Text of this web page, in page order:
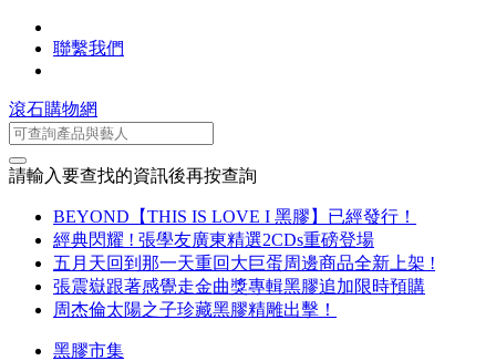
聯繫我們
滾石購物網
請輸入要查找的資訊後再按查詢
BEYOND【THIS IS LOVE I 黑膠】已經發行！
經典閃耀 ! 張學友廣東精選2CDs重磅登場
五月天回到那一天重回大巨蛋周邊商品全新上架 !
張震嶽跟著感覺走金曲獎專輯黑膠追加限時預購
周杰倫太陽之子珍藏黑膠精雕出擊！
黑膠市集